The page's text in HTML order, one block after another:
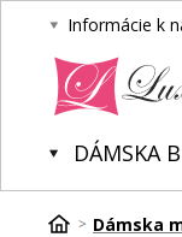
Informácie k
DÁMSKA
Dámska